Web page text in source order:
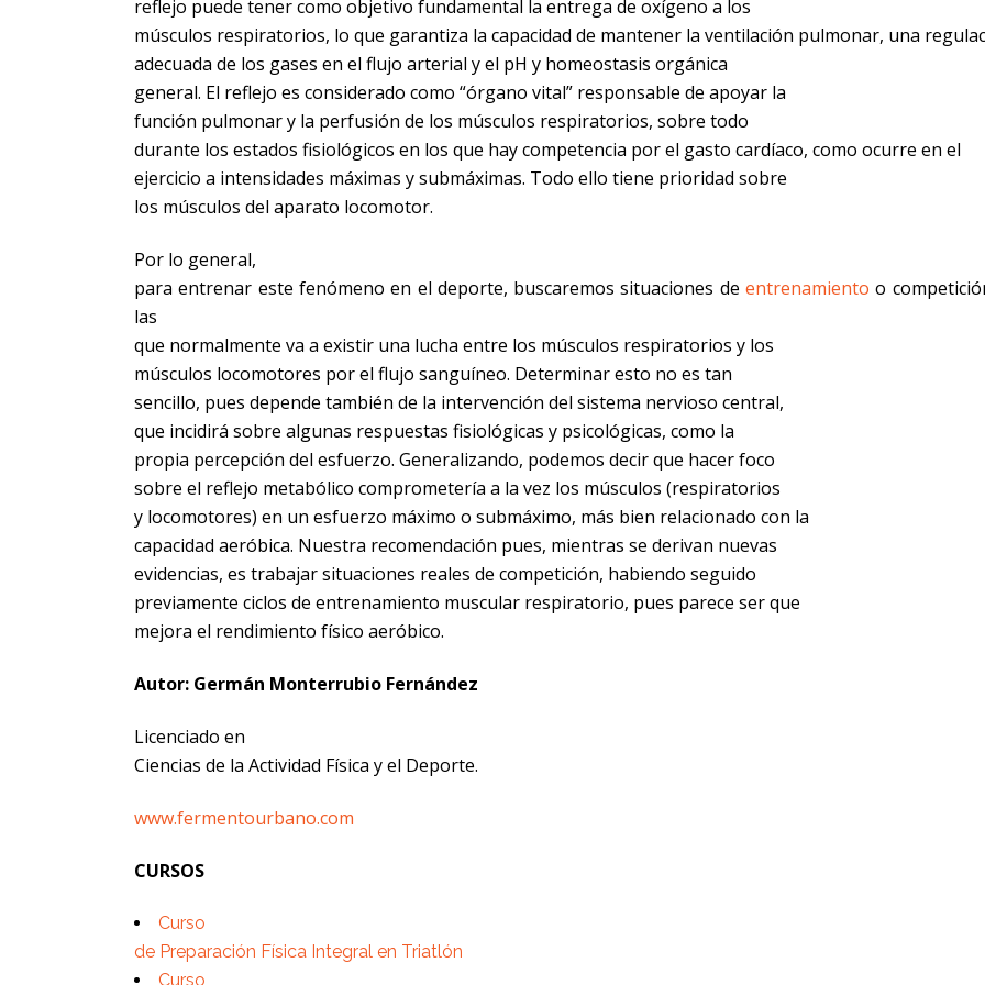
reflejo puede tener como objetivo fundamental la entrega de oxígeno a los
músculos respiratorios, lo que garantiza la capacidad de mantener la ventilación pulmonar, una
adecuada de los gases en el flujo arterial y el pH y homeostasis orgánica
general. El reflejo es considerado como “órgano vital” responsable de apoyar la
función pulmonar y la perfusión de los músculos respiratorios, sobre todo
durante los estados fisiológicos en los que hay competencia por el gasto cardíaco, como ocurre en el
ejercicio a intensidades máximas y submáximas. Todo ello tiene prioridad sobre
los músculos del aparato locomotor.
Por lo general,
para entrenar este fenómeno en el deporte, buscaremos situaciones deentrenamiento o
las
que normalmente va a existir una lucha entre los músculos respiratorios y los
músculos locomotores por el flujo sanguíneo. Determinar esto no es tan
sencillo, pues depende también de la intervención del sistema nervioso central,
que incidirá sobre algunas respuestas fisiológicas y psicológicas, como la
propia percepción del esfuerzo. Generalizando, podemos decir que hacer foco
sobre el reflejo metabólico comprometería a la vez los músculos (respiratorios
y locomotores) en un esfuerzo máximo o submáximo, más bien relacionado con la
capacidad aeróbica. Nuestra recomendación pues, mientras se derivan nuevas
evidencias, es trabajar situaciones reales de competición, habiendo seguido
previamente ciclos de entrenamiento muscular respiratorio, pues parece ser que
mejora el rendimiento físico aeróbico.
Autor: Germán Monterrubio Fernández
Licenciado en
Ciencias de la Actividad Física y el Deporte.
www.fermentourbano.com
CURSOS
Curso
de Preparación Física Integral en Triatlón
Curso